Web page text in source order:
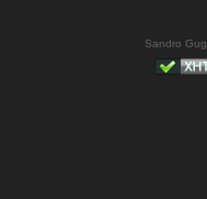
Sandro